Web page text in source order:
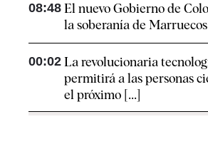
08:48 El nuevo Gobierno de
la soberanía de
00:02 La revolucionaria
permitirá a las personas
el próximo [...]